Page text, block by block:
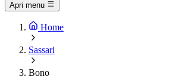
Apri menu
Home
Sassari
Bono